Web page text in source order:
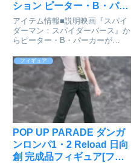
ション ピーター・B・パー
カー/スパイダーマン 通常
版 アクションフィギュア
が予約受付中
アイテム情報■説明映画『スパイ
ダーマン：スパイダーバース』か
らピーター・B・パーカーが
登場。劇中のクールでビビットな
バトルシーンが再現出来るアクシ
ョンフィギュアシリーズ第2弾。
スパイダーマンスーツ用の表情替
えパ...
フィギュア
POP UP PARADE ダンガ
ンロンパ1・2 Reload 日向
創 完成品フィギュア[ファ